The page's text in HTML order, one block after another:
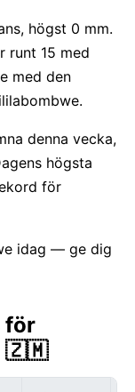
högst 0 mm.
runt 15 med
med den
denna vecka,
högsta
för
idag — ge dig
för
🇿🇲